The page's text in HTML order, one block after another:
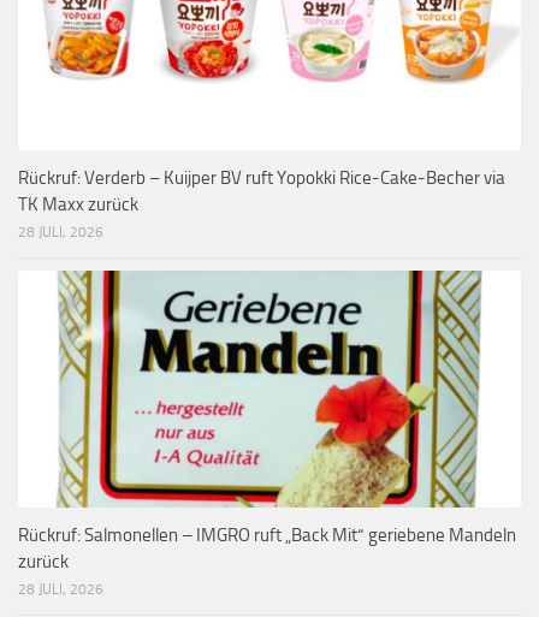
Rückruf: Verderb – Kuijper BV ruft Yopokki Rice-Cake-Becher via
TK Maxx zurück
28 JULI, 2026
Rückruf: Salmonellen – IMGRO ruft „Back Mit“ geriebene Mandeln
zurück
28 JULI, 2026